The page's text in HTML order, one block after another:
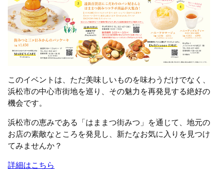
このイベントは、ただ美味しいものを味わうだけでなく、
浜松市の中心市街地を巡り、その魅力を再発見する絶好の
機会です。
浜松市の恵みである「はままつ街みつ」を通じて、地元の
お店の素敵なところを発見し、新たなお気に入りを見つけ
てみませんか？
詳細はこちら